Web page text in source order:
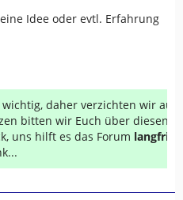
Idee oder evtl. Erfahrung
daher verzichten wir auf
bitten wir Euch über diesen
uns hilft es das Forum